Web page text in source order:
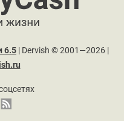
6.5 | Dervish © 2001—2026 |